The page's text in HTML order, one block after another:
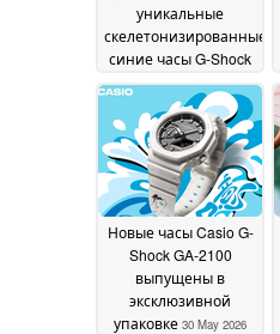
уникальные
скелетонизированные
синие часы G-Shock
Frogman и CasiOak01
June 2026
Новые часы Casio G-
Shock GA-2100
выпущены в
эксклюзивной
упаковке 30 May 2026